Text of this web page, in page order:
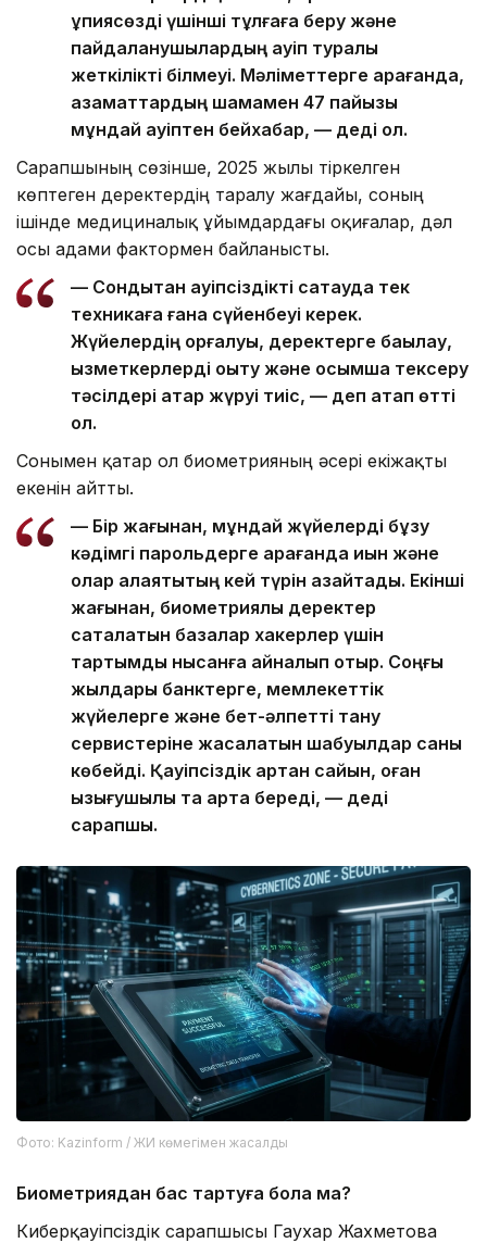
құпиясөзді үшінші тұлғаға беру және
пайдаланушылардың қауіп туралы
жеткілікті білмеуі. Мәліметтерге қарағанда,
азаматтардың шамамен 47 пайызы
мұндай қауіптен бейхабар, — деді ол.
Сарапшының сөзінше, 2025 жылы тіркелген
көптеген деректердің таралу жағдайы, соның
ішінде медициналық ұйымдардағы оқиғалар, дәл
осы адами фактормен байланысты.
— Сондықтан қауіпсіздікті сақтауда тек
техникаға ғана сүйенбеуі керек.
Жүйелердің қорғалуы, деректерге бақылау,
қызметкерлерді оқыту және қосымша тексеру
тәсілдері қатар жүруі тиіс, — деп атап өтті
ол.
Сонымен қатар ол биометрияның әсері екіжақты
екенін айтты.
— Бір жағынан, мұндай жүйелерді бұзу
кәдімгі парольдерге қарағанда қиын және
олар алаяқтықтың кей түрін азайтады. Екінші
жағынан, биометриялық деректер
сақталатын базалар хакерлер үшін
тартымды нысанға айналып отыр. Соңғы
жылдары банктерге, мемлекеттік
жүйелерге және бет-әлпетті тану
сервистеріне жасалатын шабуылдар саны
көбейді. Қауіпсіздік артқан сайын, оған
қызығушылық та арта береді, — деді
сарапшы.
Фото: Kazinform / ЖИ көмегімен жасалды
Биометриядан бас тартуға бола ма?
Киберқауіпсіздік сарапшысы Гаухар Жахметова